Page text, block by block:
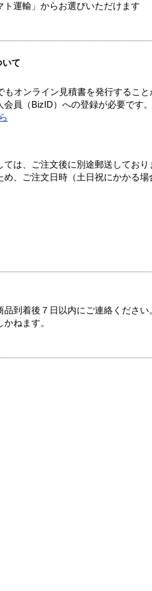
運輸」からお選びいただけます
いて
オンライン見積書を発行すること
員（BizID）への登録が必要です。
は、ご注文後に別途郵送しており
、ご注文日時（土日祝にかかる
到着後７日以内にご連絡くださ
ねます。